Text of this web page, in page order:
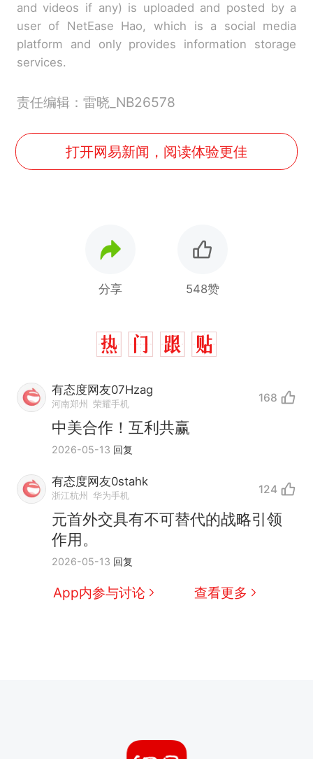
and videos if any) is uploaded and posted by a
user of NetEase Hao, which is a social media
platform and only provides information storage
services.
责任编辑：雷晓_NB26578
打开网易新闻，阅读体验更佳
分享 548赞
有态度网友07Hzag
河南郑州 荣耀手机 168
中美合作！互利共赢
2026-05-13 回复
有态度网友0stahk
浙江杭州 华为手机 124
元首外交具有不可替代的战略引领
作用。
2026-05-13 回复
App内参与讨论 查看更多